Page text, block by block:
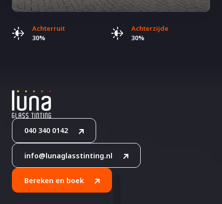
Achterruit
30%
Achterzijde
30%
040 340 0142
info@lunaglasstinting.nl
Bereken en boek